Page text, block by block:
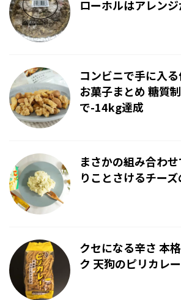
ローホルはアレン
コンビニで手に入
お菓子まとめ 糖質
で-14kg達成
まさかの組み合わ
りことさけるチー
クセになる辛さ 本
ク 天狗のピリカレー